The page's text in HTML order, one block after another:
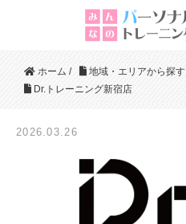
ホーム / 地域・エリアから探す
Dr.トレーニング新宿店
2026.03.26